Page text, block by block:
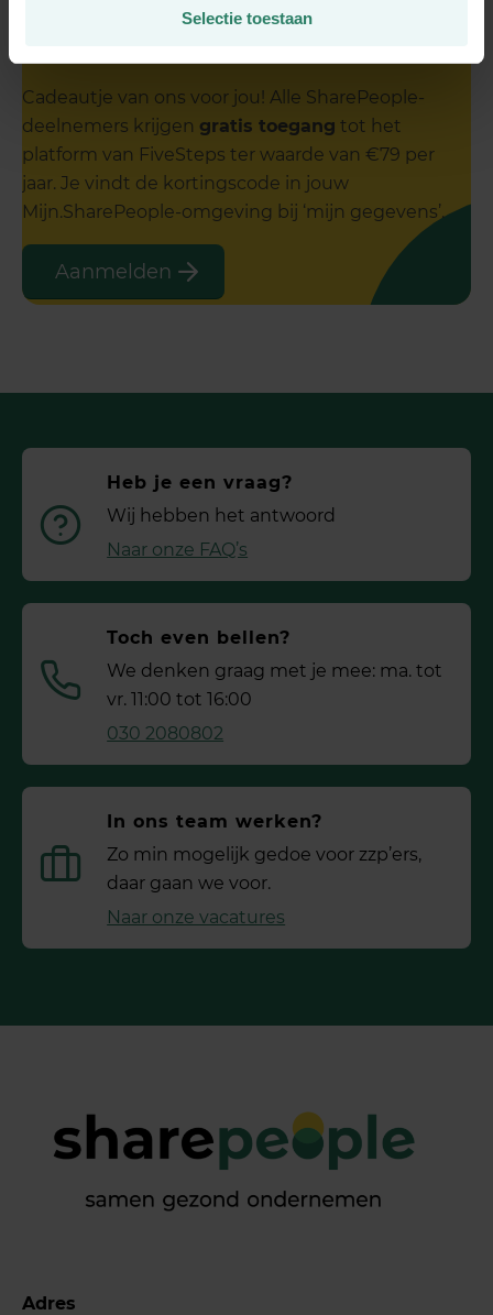
Selectie toestaan
Cadeautje van ons voor jou! Alle SharePeople-
deelnemers krijgen gratis toegang tot het
platform van FiveSteps ter waarde van €79 per
jaar. Je vindt de kortingscode in jouw
Mijn.SharePeople-omgeving bij ‘mijn gegevens’.
Aanmelden
Heb je een vraag?
Wij hebben het antwoord
Naar onze FAQ’s
Toch even bellen?
We denken graag met je mee: ma. tot
vr. 11:00 tot 16:00
030 2080802
In ons team werken?
Zo min mogelijk gedoe voor ­zzp’ers,
daar gaan we voor.
Naar onze vacatures
Adres